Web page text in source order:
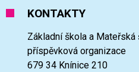
KONTAKTY
Základní škola a Mateřská
příspěvková organizace
679 34 Knínice 210